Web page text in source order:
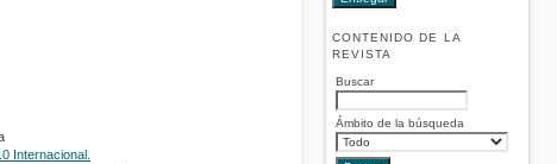
CONTENIDO DE LA
REVISTA
Buscar
Ámbito de la búsqueda
Internacional.